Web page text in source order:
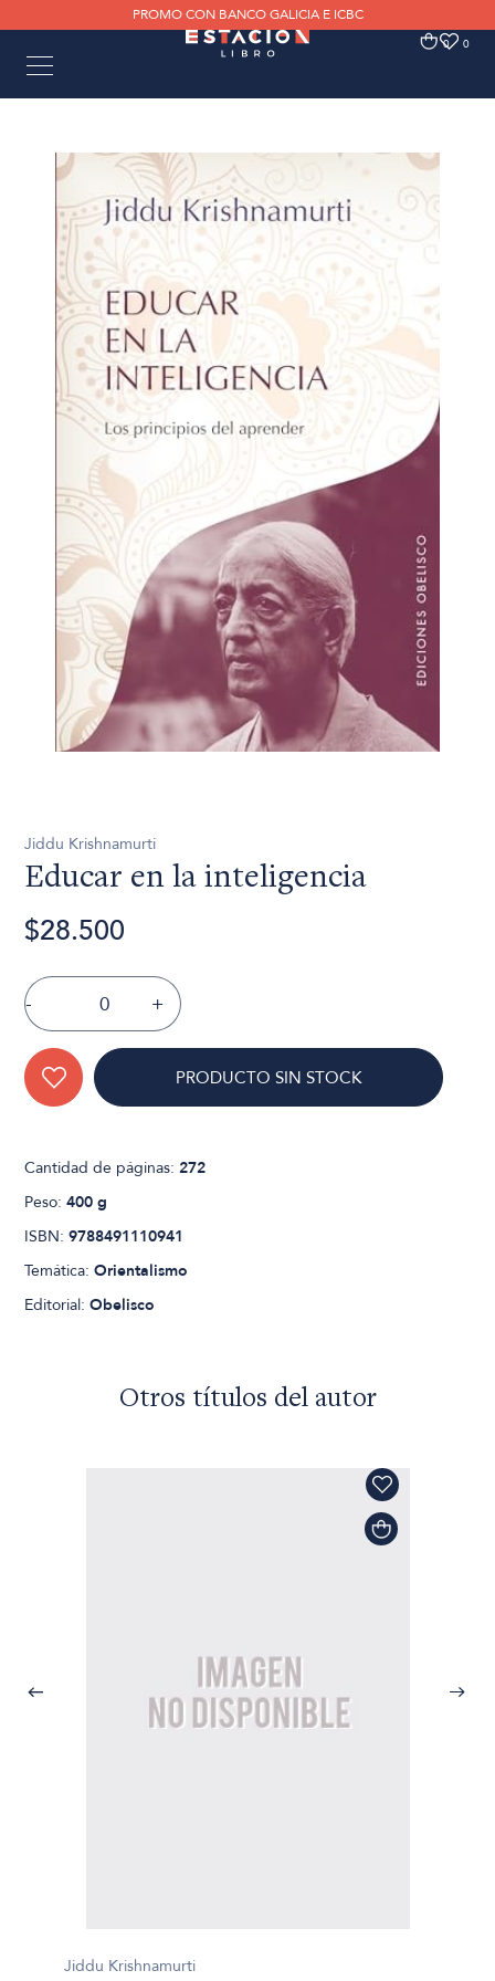
PROMO CON BANCO GALICIA E ICBC
0 0
Jiddu Krishnamurti
Educar en la inteligencia
$28.500
- +
PRODUCTO SIN STOCK
Cantidad de páginas:272
Peso:400 g
ISBN:9788491110941
Temática:Orientalismo
Editorial:Obelisco
Otros títulos del autor
Jiddu Krishnamurti